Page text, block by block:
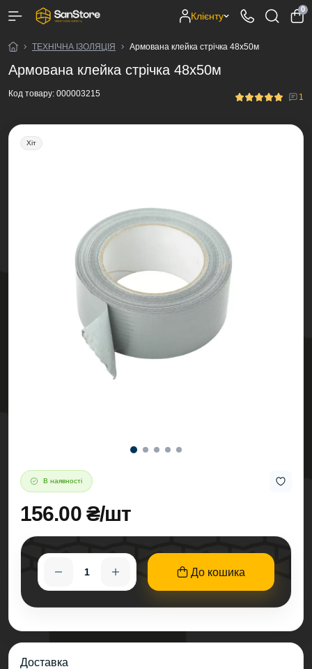
Клієнту
0
ТЕХНІЧНА ІЗОЛЯЦІЯ Армована клейка стрічка 48х50м
Армована клейка стрічка 48х50м
Код товару: 000003215 1
Хіт
В наявності
156.00 ₴/шт
До кошика
Доставка